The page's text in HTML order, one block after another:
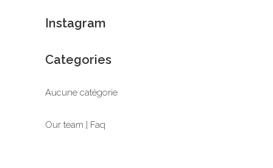
Instagram
Categories
Aucune catégorie
Our team | Faq